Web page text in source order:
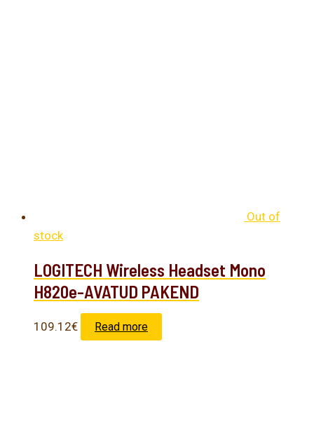
Out of
stock
LOGITECH Wireless Headset Mono
H820e-AVATUD PAKEND
109.12€ Read more